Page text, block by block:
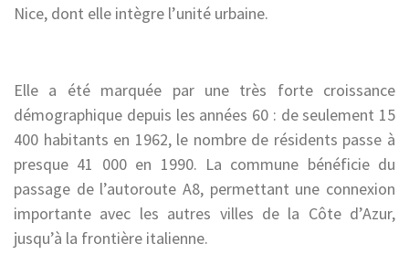
Nice, dont elle intègre l’unité urbaine.
Elle a été marquée par une très forte croissance
démographique depuis les années 60 : de seulement 15
400 habitants en 1962, le nombre de résidents passe à
presque 41 000 en 1990. La commune bénéficie du
passage de l’autoroute A8, permettant une connexion
importante avec les autres villes de la Côte d’Azur,
jusqu’à la frontière italienne.